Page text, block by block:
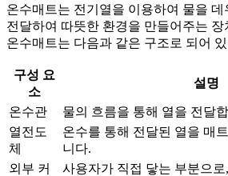
온수매트는 전기열을 이용하여 물을 데
전달하여 따뜻한 환경을 만들어주는
온수매트는 다음과 같은 구조로 되어
구성 요
소
설명
온수관
물의 흐름을 통해 열을 전달
열전도
체
온수를 통해 전달된 열을 매
니다.
외부 커
사용자가 직접 닿는 부분으